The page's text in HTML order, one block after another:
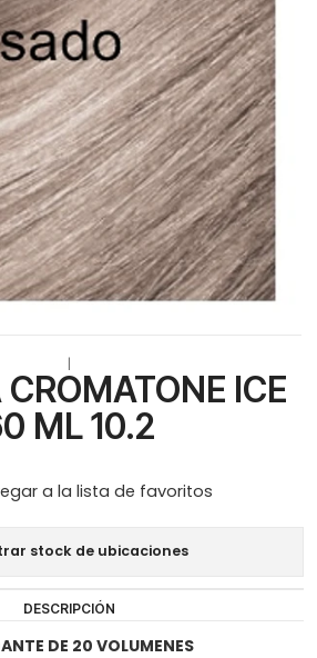
ICE
ML 10.2
a la lista de favoritos
stock de ubicaciones
DESCRIPCIÓN
DE 20 VOLUMENES